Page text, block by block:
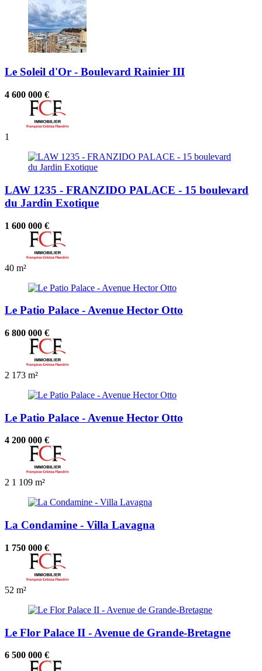
Le Soleil d'Or - Boulevard Rainier III
4 600 000 €
1
LAW 1235 - FRANZIDO PALACE - 15 boulevard
du Jardin Exotique
1 600 000 €
40 m²
Le Patio Palace - Avenue Hector Otto
6 800 000 €
2 173 m²
Le Patio Palace - Avenue Hector Otto
4 200 000 €
2 1 109 m²
La Condamine - Villa Lavagna
1 750 000 €
52 m²
Le Flor Palace II - Avenue de Grande-Bretagne
6 500 000 €